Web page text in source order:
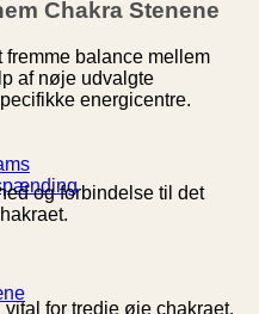
Chakra Stenene
balance mellem
af nøje udvalgte
energicentre.
og forbindelse til det
for tredje øje chakraet.